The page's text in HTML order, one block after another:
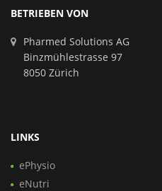
BETRIEBEN VON
Pharmed Solutions AG
Binzmühlestrasse 97
8050 Zürich
LINKS
ePhysio
eNutri